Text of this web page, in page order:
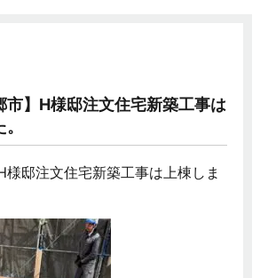
市】H様邸注文住宅新築工事は
様邸注文住宅新築工事は上棟しま